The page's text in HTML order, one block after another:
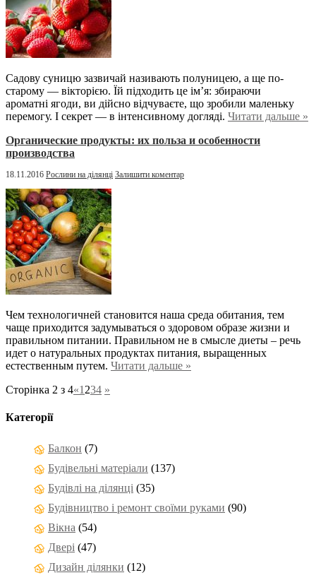
Садову суницю зазвичай називають полуницею, а ще по-
старому — вікторією. Їй підходить це ім’я: збираючи
ароматні ягоди, ви дійсно відчуваєте, що зробили маленьку
перемогу. І секрет — в інтенсивному догляді. Читати дальше »
Органические продукты: их польза и особенности
производства
18.11.2016 Рослини на ділянці Залишити коментар
Чем технологичней становится наша среда обитания, тем
чаще приходится задумываться о здоровом образе жизни и
правильном питании. Правильном не в смысле диеты – речь
идет о натуральных продуктах питания, выращенных
естественным путем. Читати дальше »
Сторінка 2 з 4«1 234 »
Категорії
Балкон (7)
Будівельні матеріали (137)
Будівлі на ділянці (35)
Будівництво і ремонт своїми руками (90)
Вікна (54)
Двері (47)
Дизайн ділянки (12)